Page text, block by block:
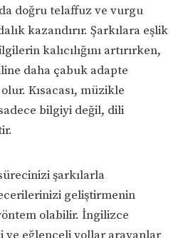
doğru telaffuz ve vurgu
kazandırır. Şarkılara eşlik
kalıcılığını artırırken,
daha çabuk adapte
Kısacası, müzikle
bilgiyi değil, dili
şarkılarla
geliştirmenin
olabilir. İngilizce